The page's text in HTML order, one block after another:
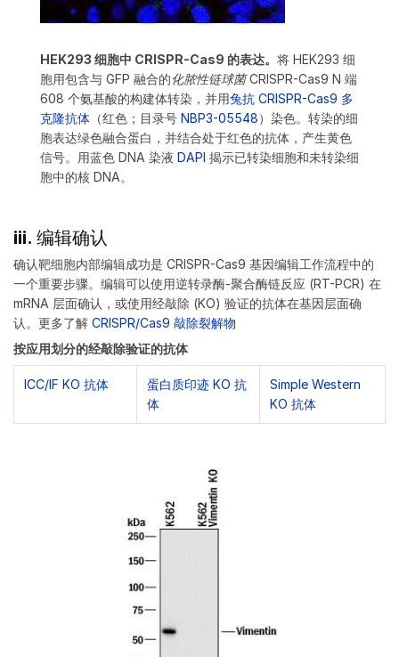
HEK293 细胞中 CRISPR-Cas9 的表达。 将 HEK293 细
胞用包含与 GFP 融合的化脓性链球菌CRISPR-Cas9 N 端
608 个氨基酸的构建体转染，并用兔抗 CRISPR-Cas9 多
克隆抗体 （红色；目录号 NBP3-05548）染色。转染的细
胞表达绿色融合蛋白，并结合处于红色的抗体，产生黄色
信号。用蓝色 DNA 染液 DAPI 揭示已转染细胞和未转染细
胞中的核 DNA。
iii. 编辑确认
确认靶细胞内部编辑成功是 CRISPR-Cas9 基因编辑工作流程中的
一个重要步骤。编辑可以使用逆转录酶-聚合酶链反应 (RT-PCR) 在
mRNA 层面确认，或使用经敲除 (KO) 验证的抗体在基因层面确
认。更多了解 CRISPR/Cas9 敲除裂解物
按应用划分的经敲除验证的抗体
ICC/IF KO 抗体
蛋白质印迹 KO 抗
体
Simple Western
KO 抗体